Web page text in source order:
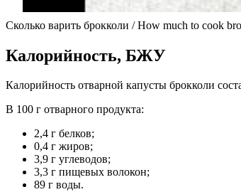
Сколько варить брокколи / How much to cook
Калорийность, БЖУ
Калорийность отварной капусты брокколи
В 100 г отварного продукта:
2,4 г белков;
0,4 г жиров;
3,9 г углеводов;
3,3 г пищевых волокон;
89 г воды.